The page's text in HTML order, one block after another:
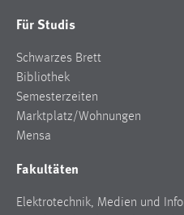
Für Studis
Schwarzes Brett
Bibliothek
Semesterzeiten
Marktplatz/Wohnungen
Mensa
Fakultäten
Elektrotechnik, Medien und